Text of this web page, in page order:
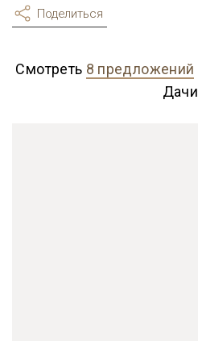
Поделиться
Смотреть 8 предложений
Дачи